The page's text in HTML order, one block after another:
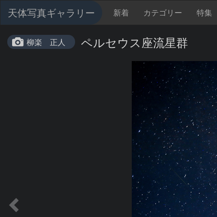
天体写真ギャラリー 新着 カテゴリー 特集
柳楽 正人 ペルセウス座流星群